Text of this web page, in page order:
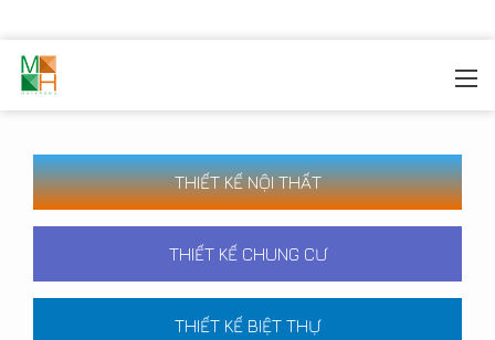
THIẾT KẾ NỘI THẤT
THIẾT KẾ CHUNG CƯ
THIẾT KẾ BIỆT THỰ